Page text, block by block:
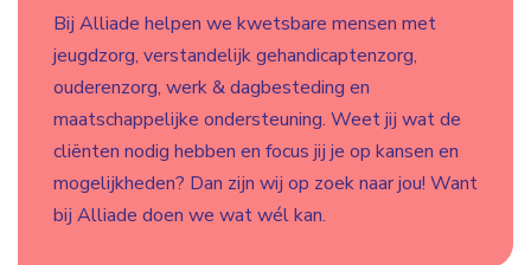
Bij Alliade helpen we kwetsbare mensen met
jeugdzorg, verstandelijk gehandicaptenzorg,
ouderenzorg, werk & dagbesteding en
maatschappelijke ondersteuning. Weet jij wat de
cliënten nodig hebben en focus jij je op kansen en
mogelijkheden? Dan zijn wij op zoek naar jou! Want
bij Alliade doen we wat wél kan.